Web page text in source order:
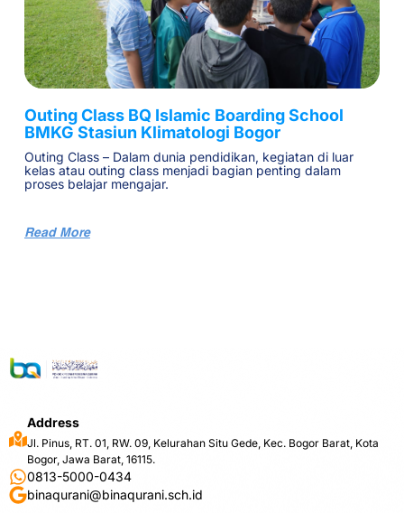
Outing Class BQ Islamic Boarding School
BMKG Stasiun Klimatologi Bogor
Outing Class – Dalam dunia pendidikan, kegiatan di luar
kelas atau outing class menjadi bagian penting dalam
proses belajar mengajar.
Read More
Address
Jl. Pinus, RT. 01, RW. 09, Kelurahan Situ Gede, Kec. Bogor Barat, Kota
Bogor, Jawa Barat, 16115.
0813-5000-0434
binaqurani@binaqurani.sch.id